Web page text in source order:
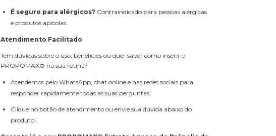
É seguro para alérgicos? Contraindicado para pessoas alérgicas
e produtos apícolas.
Atendimento Facilitado
Tem dúvidas sobre o uso, benefícios ou quer saber como inserir o
PROPOMAX® na sua rotina?
Atendemos pelo WhatsApp, chat online e nas redes sociais para
responder rapidamente todas as suas perguntas.
Clique no botão de atendimento ou envie sua dúvida abaixo do
produto!